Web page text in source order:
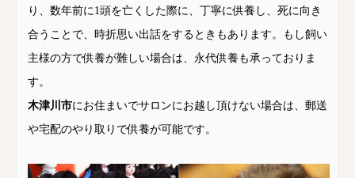
り、数年前に1頭を亡くした際に、丁寧に供養し、死に向き
合うことで、時折思い出話をするときもあります。もし飼い
主様の方で供養が難しい場合は、永代供養も承っておりま
す。
木津川市にお住まいでサロンにお越し頂けない場合は、郵送
や宅配のやり取りで供養が可能です。